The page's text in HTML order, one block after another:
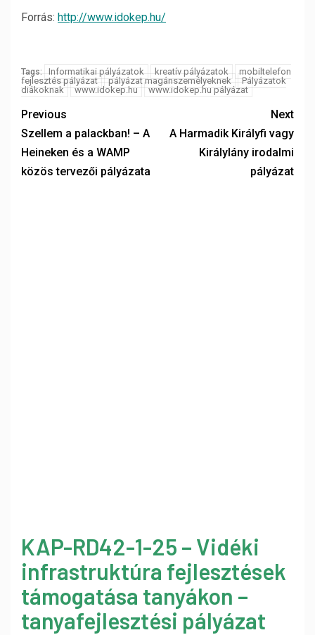
Forrás: http://www.idokep.hu/
Tags: Informatikai pályázatok kreatív pályázatok
mobiltelefon
fejlesztés pályázat
pályázat magánszemélyeknek
Pályázatok
diákoknak
www.idokep.hu www.idokep.hu pályázat
Previous
Szellem a palackban! – A
Heineken és a WAMP
közös tervezői pályázata
Next
A Harmadik Királyfi vagy
Királylány irodalmi
pályázat
KAP-RD42-1-25 – Vidéki
infrastruktúra fejlesztések
támogatása tanyákon –
tanyafejlesztési pályázat